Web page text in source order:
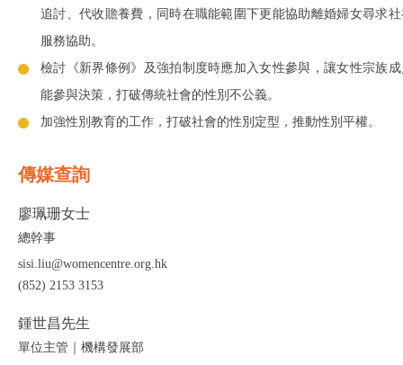
追討、代收贍養費，同時在職能範圍下更能協助離婚婦女尋求
服務協助。
檢討《新界條例》及強拍制度時應加入女性參與，讓女性宗族
能參與決策，打破傳統社會的性別不公義。
加強性別教育的工作，打破社會的性別定型，推動性別平權。
傳媒查詢
廖珮珊女士
總幹事
sisi.liu@womencentre.org.hk
(852) 2153 3153
鍾世昌先生
單位主管｜機構發展部